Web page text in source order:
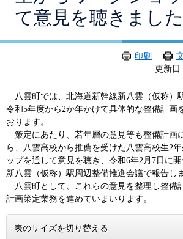
て意見を聴きました
印刷
更新日
八雲町では、北海道新幹線新八雲（仮称）
令和5年度から2か年かけて具体的な整備計画
おります。
策定にあたり、若年層の意見等も整備計画
ら、八雲高校から推薦を受けた八雲高校生2
ップを通して意見を聴き、令和6年2月7日に
新八雲（仮称）駅周辺整備推進会議で報告し
八雲町として、これらの意見を整理し整備
計画策定業務を進めていまいります。
表のサイズを切り替える